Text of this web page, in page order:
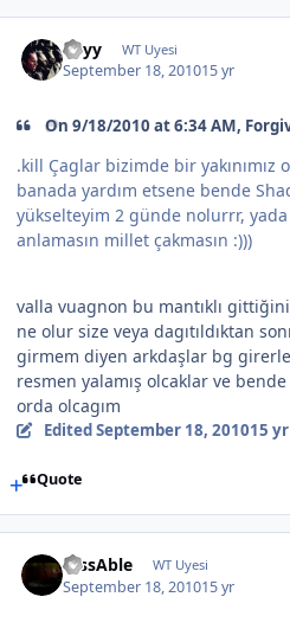
Edyy WT Uyesi
September 18, 201015 yr
On 9/18/2010 at 6:34 AM,
.kill Çaglar bizimde bir
banada yardım etsene bende
yükselteyim 2 günde nolurrr,
anlamasın millet çakmasın :)))
valla vuagnon bu mantıklı
ne olur size veya dagıtıldıktan
girmem diyen arkdaşlar bg
resmen yalamış olcaklar ve
orda olcagım
Edited September 18, 201015 yr
Quote
DissAble WT Uyesi
September 18, 201015 yr